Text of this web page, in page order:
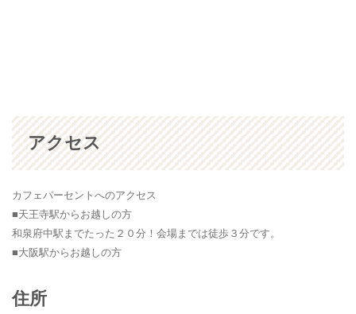
アクセス
カフェパーセントへのアクセス
■天王寺駅からお越しの方
和泉府中駅までたった２０分！会場までは徒歩３分です。
■大阪駅からお越しの方
住所